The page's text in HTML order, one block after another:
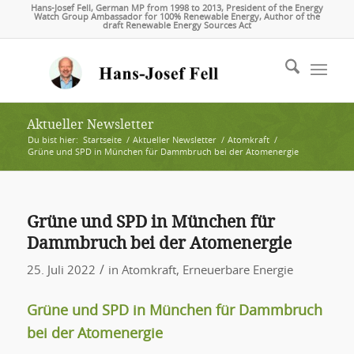
Hans-Josef Fell, German MP from 1998 to 2013, President of the Energy
Watch Group Ambassador for 100% Renewable Energy, Author of the
draft Renewable Energy Sources Act
Aktueller Newsletter
Du bist hier: Startseite / Aktueller Newsletter / Atomkraft /
Grüne und SPD in München für Dammbruch bei der Atomenergie
Grüne und SPD in München für
Dammbruch bei der Atomenergie
25. Juli 2022 / in Atomkraft, Erneuerbare Energie
Grüne und SPD in München für Dammbruch
bei der Atomenergie